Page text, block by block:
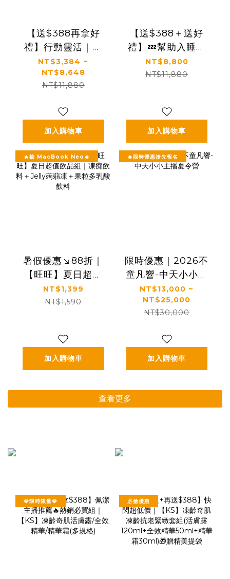
【送$388再拿好
禮】行動靈活｜關
鍵行動＋健康好眠
＋益生菌｜【太陽
星】全效克菲爾益
菌(多規格)
NT$3,384 ~
NT$8,648
NT$11,880
加入購物車
【送$388＋送好
禮】💤幫助入睡｜
順暢排便｜✅正品保
證｜【太陽星】全
NT$8,800
NT$11,880
加入購物車
🔥抽 MacBook Neo🔥
暑假優惠↘88折｜
【旺旺】夏日超值
飲品組｜凍痴飲料
＋Jelly蒟蒻凍＋果
NT$1,399
NT$1,590
加入購物車
🔥限時優惠搶先報名
限時優惠｜2026不
童凡響-中天小小主
播夏令營
NT$13,000 ~
NT$25,000
NT$30,000
加入購物車
查看更多
💎限時限量💎 必搶優惠